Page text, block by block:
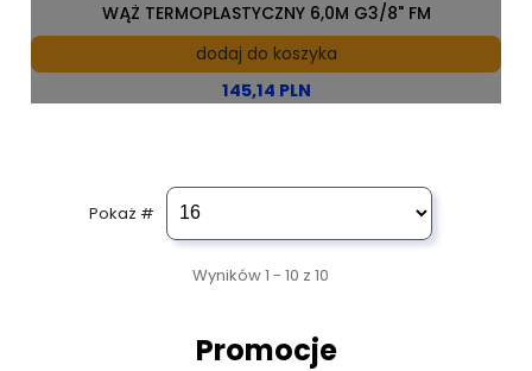
145,14 PLN
WĄŻ TERMOPLASTYCZNY 6,0M G3/8" FM
dodaj do koszyka
Pokaż #
Wyników 1 - 10 z 10
Promocje